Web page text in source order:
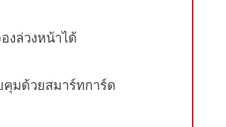
งล่วงหน้าได้
มด้วยสมาร์ทการ์ด